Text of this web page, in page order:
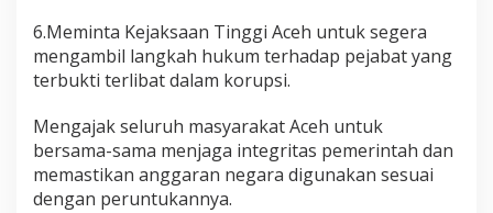
6.Meminta Kejaksaan Tinggi Aceh untuk segera
mengambil langkah hukum terhadap pejabat yang
terbukti terlibat dalam korupsi.
Mengajak seluruh masyarakat Aceh untuk
bersama-sama menjaga integritas pemerintah dan
memastikan anggaran negara digunakan sesuai
dengan peruntukannya.